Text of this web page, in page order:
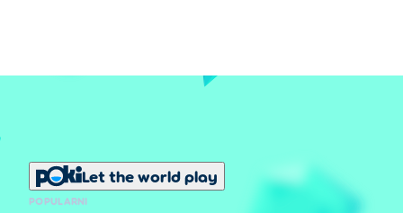
Let the world play
POPULARNI